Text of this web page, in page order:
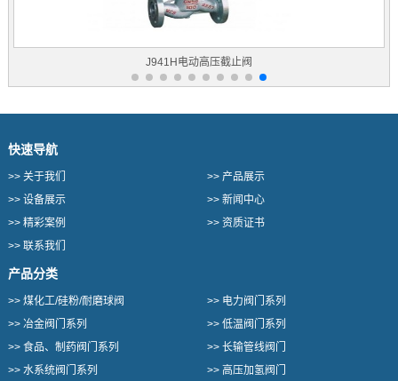
J941H电动高压截止阀
快速导航
>> 关于我们 >> 产品展示
>> 设备展示 >> 新闻中心
>> 精彩案例 >> 资质证书
>> 联系我们
产品分类
>> 煤化工/硅粉/耐磨球阀 >> 电力阀门系列
>> 冶金阀门系列 >> 低温阀门系列
>> 食品、制药阀门系列 >> 长输管线阀门
>> 水系统阀门系列 >> 高压加氢阀门